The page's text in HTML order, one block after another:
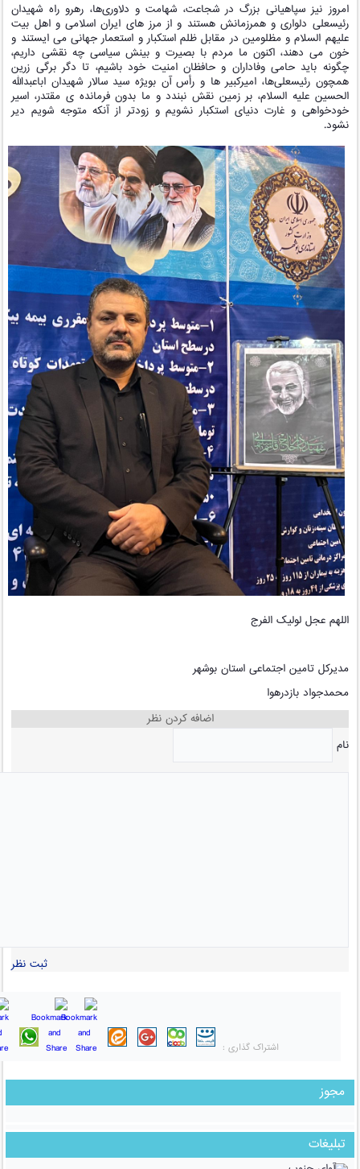
امروز نیز سپاهیانی بزرگ در شجاعت، شهامت و دلاوری‌ها، رهرو راه شهیدان
رئیسعلی دلواری و همرزمانش هستند و از مرز های ایران اسلامی و اهل بیت
علیهم السلام و مظلومین در مقابل ظلم استکبار و استعمار جهانی می ایستند و
خون می دهند، اکنون ما مردم با بصیرت و بینش سیاسی چه نقشی داریم،
چگونه باید حامی وفاداران و حافظان امنیت خود باشیم، تا دگر برگی زرین
همچون رئیسعلی‌ها، امیرکبیر ها و رأس آن بویژه سید سالار شهیدان اباعبدالله
الحسین علیه السلام، بر زمین نقش نبندد و ما بدون فرمانده ی مقتدر، اسیر
خودخواهی و غارت دنیای استکبار نشویم و زودتر از آنکه متوجه شویم دیر
نشود.
اللهم عجل لولیک الفرج
مدیرکل تامین اجتماعی استان بوشهر
محمدجواد بازدرهوا
اضافه کردن نظر
نام
ثبت نظر
اشتراک گذاری :
مجوز
تبلیغات